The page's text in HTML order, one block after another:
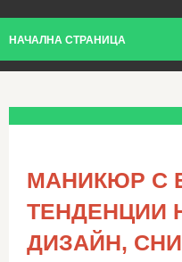
НАЧАЛНА СТРАНИЦА
МАНИКЮР С
ТЕНДЕНЦИИ
ДИЗАЙН,